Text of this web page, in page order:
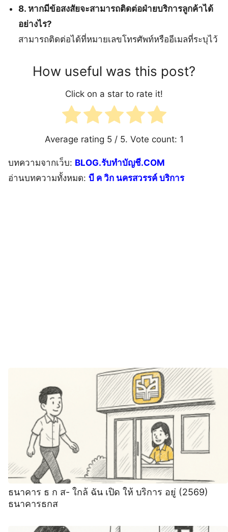
8. หากมีข้อสงสัยจะสามารถติดต่อฝ่ายบริการลูกค้าได้
อย่างไร?
สามารถติดต่อได้ที่หมายเลขโทรศัพท์หรืออีเมลที่ระบุไว้
How useful was this post?
Click on a star to rate it!
Average rating 5/ 5. Vote count: 1
บทความจากเว็บ: BLOG.รับทำบัญชี.COM
อ่านบทความทั้งหมด: บี ค วิก นครสวรรค์ บริการ
ธนาคาร ธ ก ส- ใกล้ ฉัน เปิด ให้ บริการ อยู่ (2569)
ธนาคารธกส